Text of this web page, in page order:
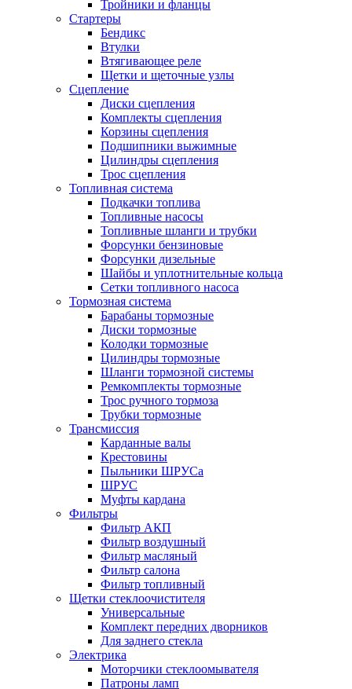
Тройники и фланцы
Стартеры
Бендикс
Втулки
Втягивающее реле
Щетки и щеточные узлы
Сцепление
Диски сцепления
Комплекты сцепления
Корзины сцепления
Подшипники выжимные
Цилиндры сцепления
Трос сцепления
Топливная система
Подкачки топлива
Топливные насосы
Топливные шланги и трубки
Форсунки бензиновые
Форсунки дизельные
Шайбы и уплотнительные кольца
Сетки топливного насоса
Тормозная система
Барабаны тормозные
Диски тормозные
Колодки тормозные
Цилиндры тормозные
Шланги тормозной системы
Ремкомплекты тормозные
Трос ручного тормоза
Трубки тормозные
Трансмиссия
Карданные валы
Крестовины
Пыльники ШРУСа
ШРУС
Муфты кардана
Фильтры
Фильтр АКП
Фильтр воздушный
Фильтр масляный
Фильтр салона
Фильтр топливный
Щетки стеклоочистителя
Универсальные
Комплект передних дворников
Для заднего стекла
Электрика
Моторчики стеклоомывателя
Патроны ламп